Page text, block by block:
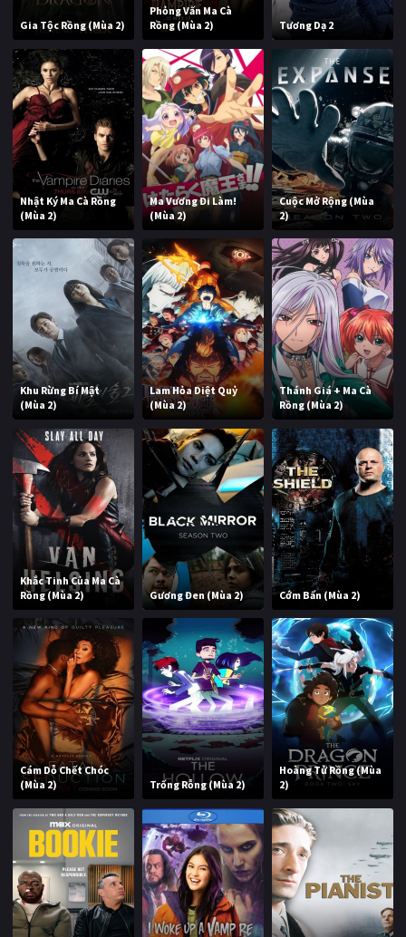
Gia Tộc Rồng (Mùa 2)
Phỏng Vấn Ma Cà
Rồng (Mùa 2)
Tương Dạ 2
Nhật Ký Ma Cà Rồng
(Mùa 2)
Ma Vương Đi Làm!
(Mùa 2)
Cuộc Mở Rộng (Mùa
2)
Khu Rừng Bí Mật
(Mùa 2)
Lam Hỏa Diệt Quỷ
(Mùa 2)
Thánh Giá + Ma Cà
Rồng (Mùa 2)
Khắc Tinh Của Ma Cà
Rồng (Mùa 2)
Gương Đen (Mùa 2) Cớm Bẩn (Mùa 2)
Cám Dỗ Chết Chóc
(Mùa 2)
Trống Rỗng (Mùa 2)
Hoàng Tử Rồng (Mùa
2)